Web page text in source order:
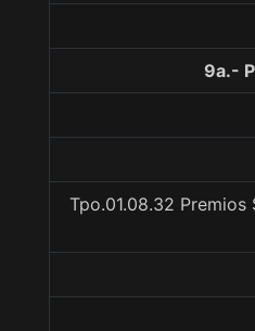
9a.-
Tpo.01.08.32